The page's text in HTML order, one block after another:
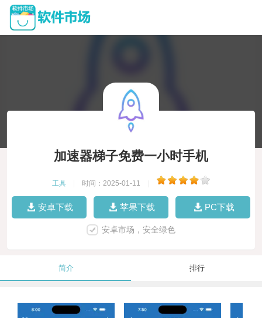
加速器梯子免费一小时手机
工具 时间：2025-01-11
安卓下载 苹果下载 PC下载
安卓市场，安全绿色
简介 排行